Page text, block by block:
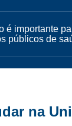
é importante
públicos de
na